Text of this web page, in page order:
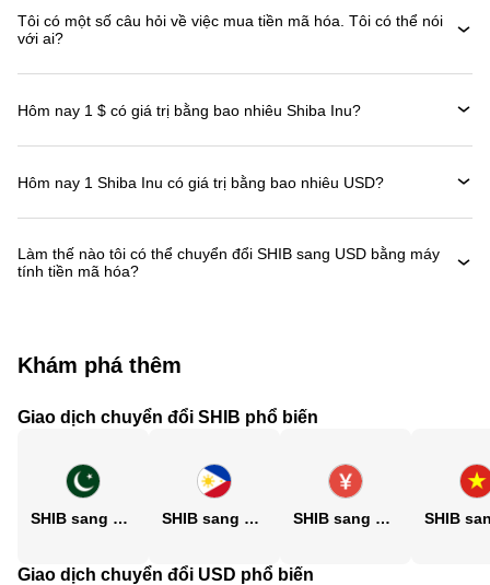
Tôi có một số câu hỏi về việc mua tiền mã hóa. Tôi có thể nói
với ai?
Hôm nay 1 $ có giá trị bằng bao nhiêu Shiba Inu?
Hôm nay 1 Shiba Inu có giá trị bằng bao nhiêu USD?
Làm thế nào tôi có thể chuyển đổi SHIB sang USD bằng máy
tính tiền mã hóa?
Khám phá thêm
Giao dịch chuyển đổi SHIB phổ biến
SHIB sang PKR SHIB sang PHP SHIB sang CNY
Giao dịch chuyển đổi USD phổ biến